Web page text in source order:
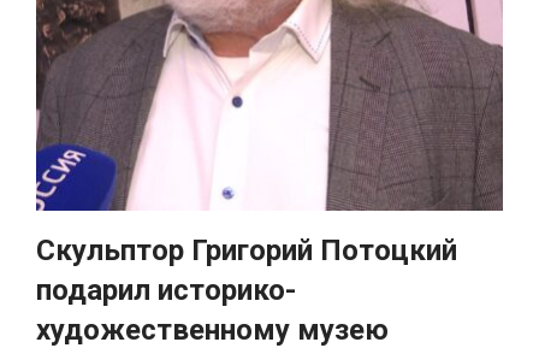
Скульптор Григорий Потоцкий
подарил историко-
художественному музею